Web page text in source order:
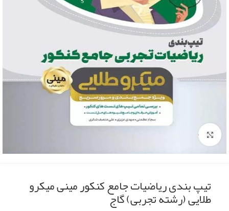
Click to enlarge
تیپ بندی ریاضیات جامع کنکور مینی میکرو
طلایی (رشته تجربی) گاج